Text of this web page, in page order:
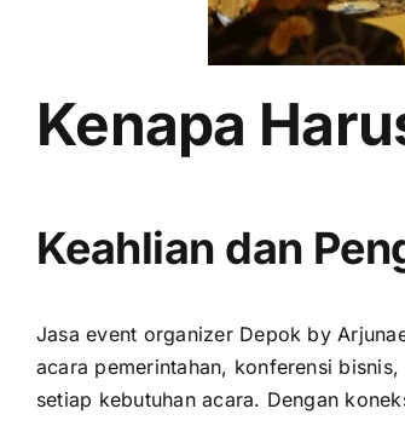
Kenapa
Keahlian dan
Jasa event organizer Depok by
acara pemerintahan, konferensi
setiap kebutuhan acara. Dengan